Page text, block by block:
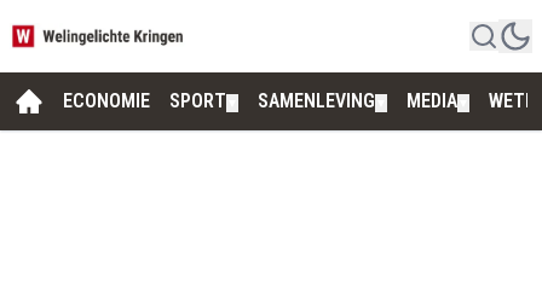
ECONOMIE SPORT SAMENLEVING MEDIA